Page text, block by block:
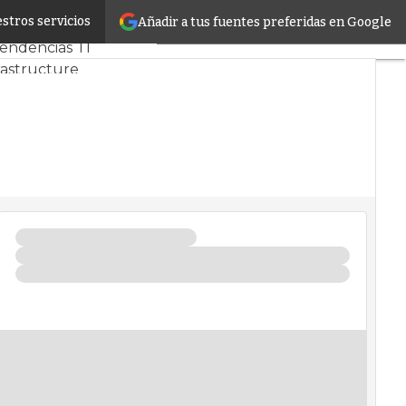
Añadir a tus fuentes preferidas en Google
servicios
y MercadoProyectos
TI